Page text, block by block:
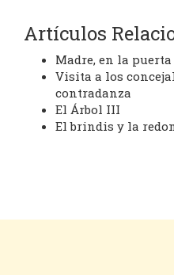
Artículos
Madre, en la
Visita a los
contradanza
El Árbol III
El brindis y la